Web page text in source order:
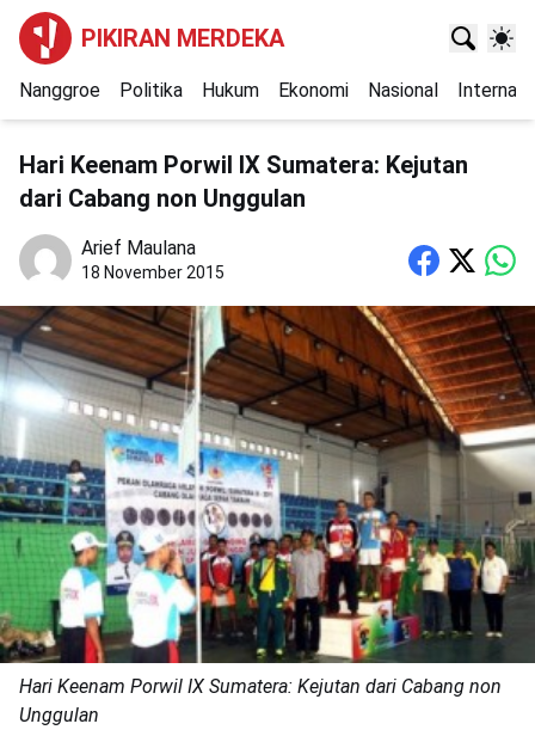
PIKIRAN MERDEKA
Nanggroe Politika Hukum Ekonomi Nasional
Hari Keenam Porwil IX Sumatera: Kejutan
dari Cabang non Unggulan
Arief Maulana
18 November 2015
Hari Keenam Porwil IX Sumatera: Kejutan dari Cabang non
Unggulan